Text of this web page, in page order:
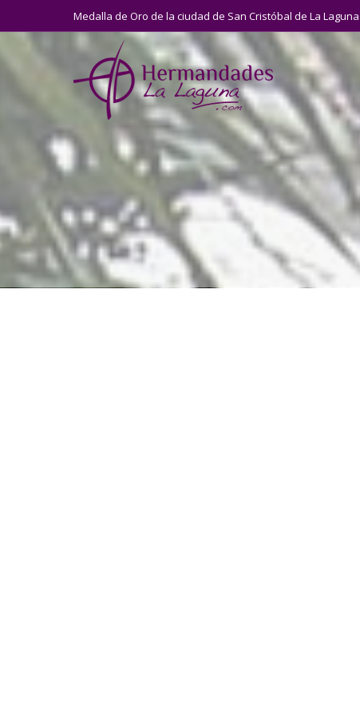
Medalla de Oro de la ciudad de San Cristóbal de La Laguna